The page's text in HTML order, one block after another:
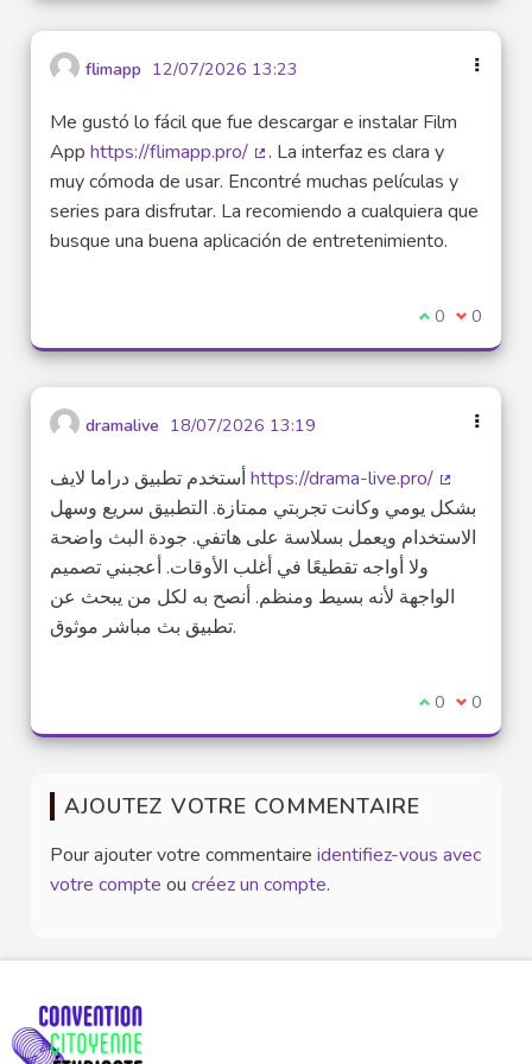
flimapp 12/07/2026 13:23
Me gustó lo fácil que fue descargar e instalar Film
App https://flimapp.pro/
(Lien externe)
. La interfaz es clara y
muy cómoda de usar. Encontré muchas películas y
series para disfrutar. La recomiendo a cualquiera que
busque una buena aplicación de entretenimiento.
Je suis
0 Je ne
0
dramalive 18/07/2026 13:19
https://drama-live.pro/
(Lien
بشكل يومي وكانت تجربتي ممتازة. التطبيق سريع وسهل
الاستخدام ويعمل بسلاسة على هاتفي. جودة البث واضحة
ولا أواجه تقطيعًا في أغلب الأوقات. أعجبني تصميم
الواجهة لأنه بسيط ومنظم. أنصح به لكل من يبحث عن
تطبيق بث مباشر موثوق.
Je suis
0 Je ne
0
AJOUTEZ VOTRE COMMENTAIRE
Pour ajouter votre commentaire identifiez-vous avec
votre compte ou créez un compte.